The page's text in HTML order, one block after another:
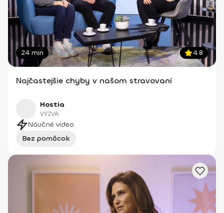
24 min 4.8
Najčastejšie chyby v našom stravovaní
Hostia
VÝZVA
Náučné video
Bez pomôcok